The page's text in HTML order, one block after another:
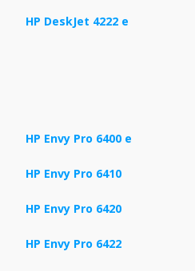
HP DeskJet 4222 e
HP Envy Pro 6400 e
HP Envy Pro 6410
HP Envy Pro 6420
HP Envy Pro 6422